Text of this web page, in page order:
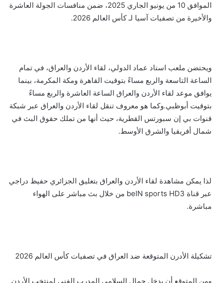
الموافق 10 من يونيو الجاري 2025، ضمن منافسات الجولة العاشرة
والأخيرة من تصفيات آسيا لـ كأس العالم 2026.
ويحتضن ملعب استاد عماد الدولي، لقاء الأردن والعراق، في تمام
الساعة التاسعة والربع مساءً بتوقيت القاهرة ومكة المكرمة، بينما
يوافق موعد لقاء الأردن والعراق الساعة العاشرة والربع مساءً
بتوقيت أبوظبي.وكما هو معروف تنقل لقاء الأردن والعراق عبر شبكة
قنوات بي إن سبورتس القطرية، حيث أنها من تملك حقوق البث في
شمال أفريقيا والشرق الأوسط.
لذا يمكن مشاهدة لقاء الأردن والعراق بتعليق الجزائري حفيظ دراجي
عبر قناة beIN sports HD3 من خلال بث مباشر على الهواء
مباشرة.
تشكيلة الأدرن المتوقعة ضد العراق في تصفيات كأس العالم 2026
ومن المتوقع أن يدخل جمال السلامي المدرب الفني لمنتخب الأردن